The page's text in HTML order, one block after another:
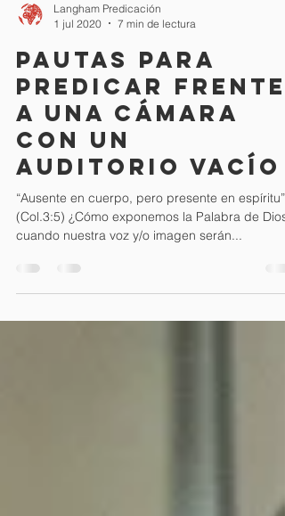
Langham Predicación
1 jul 2020
7 min de lectura
Pautas para
predicar frente
a una cámara
con un
auditorio vacío
“Ausente en cuerpo, pero presente en espíritu”
cuando nuestra voz y/o imagen serán...